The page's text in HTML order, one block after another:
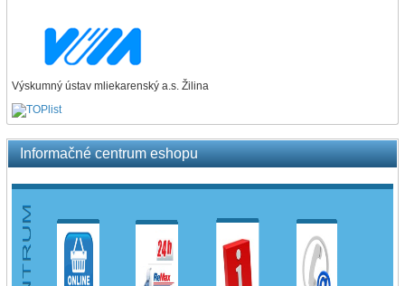
Výskumný ústav mliekarenský a.s. Žilina
Informačné centrum eshopu